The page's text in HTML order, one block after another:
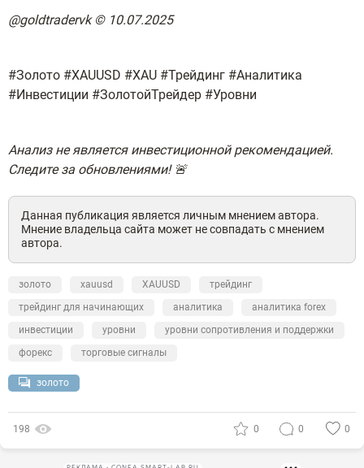
@goldtradervk © 10.07.2025
#Золото #XAUUSD #XAU #Трейдинг #Аналитика
#Инвестиции #ЗолотойТрейдер #Уровни
Анализ не является инвестиционной рекомендацией.
Следите за обновлениями! 🚨
Данная публикация является личным мнением автора.
Мнение владельца сайта может не совпадать с мнением
автора.
золото xauusd XAUUSD
трейдинг
трейдинг для начинающих
аналитика
аналитика forex
инвестиции
уровни
уровни сопротивления и поддержки
форекс
торговые сигналы
золото
198 0 0 0